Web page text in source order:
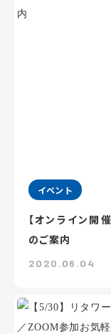
イベント
【オンライン
のご案内
2020.06.04